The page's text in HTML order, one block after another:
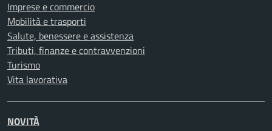
Imprese e commercio
Mobilità e trasporti
Salute, benessere e assistenza
Tributi, finanze e contravvenzioni
Turismo
Vita lavorativa
NOVITÀ